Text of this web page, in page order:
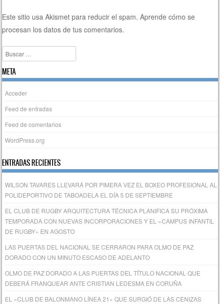
Este sitio usa Akismet para reducir el spam.Aprende cómo se
procesan los datos de tus comentarios.
Buscar
META
Acceder
Feed de entradas
Feed de comentarios
WordPress.org
ENTRADAS RECIENTES
WILSON TAVARES LLEVARÁ POR PIMERA VEZ EL BOXEO PROFESIONAL AL
POLIDEPORTIVO DE TABOADELA EL DÍA 5 DE SEPTIEMBRE
EL CLUB DE RUGBY ARQUITECTURA TÉCNICA PLANIFICA SU PRÓXIMA
TEMPORADA CON NUEVAS INCORPORACIONES Y EL «CAMPUS INFANTIL
DE RUGBY» EN AGOSTO
LAS PUERTAS DEL NACIONAL SE CERRARON PARA OLMO DE PAZ
DORADO CON UN MINUTO ESCASO DE ADELANTO
OLMO DE PAZ DORADO A LAS PUERTAS DEL TÍTULO NACIONAL QUE
DEBERÁ FRANQUEAR ANTE CRISTIAN LEDESMA EN CORUÑA
EL «CLUB DE BALONMANO LÍNEA 21» QUE SURGIÓ DE LAS CENIZAS